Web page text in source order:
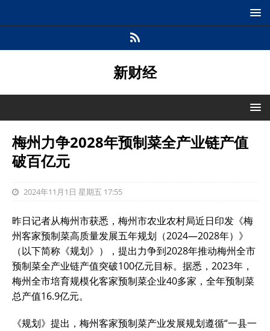
新财经
梅州力争2028年预制菜全产业链产值
破百亿元
2024年11月1日 星期五 17:55
昨日记者从梅州市获悉，梅州市农业农村局近日印发《梅
州客家预制菜高质量发展五年规划（2024—2028年）》
（以下简称《规划》），提出力争到2028年推动梅州全市
预制菜全产业链产值突破100亿元目标。据悉，2023年，
梅州全市培育规模化客家预制菜企业40多家，全年预制菜
总产值16.9亿元。
《规划》提出，梅州客家预制菜产业发展规划遵循“一县一